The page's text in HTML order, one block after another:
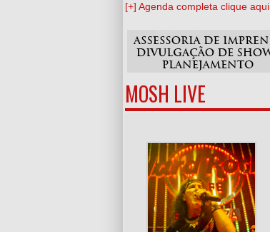
[+] Agenda completa clique aqui
MOSH LIVE